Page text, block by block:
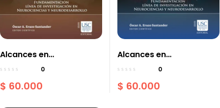
Alcances en
neurociencias cognitivas
línea de investigación en
0
$ 60.000
Alcances en
neurociencias
Fundamentación de la
0
$ 60.000